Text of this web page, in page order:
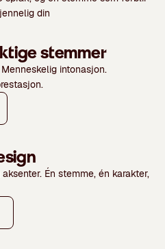
din
stemmer
intonasjon.
Én stemme, én karakter,